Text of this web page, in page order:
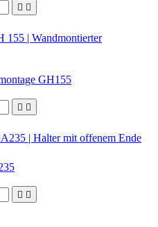
 
GH155
 
 